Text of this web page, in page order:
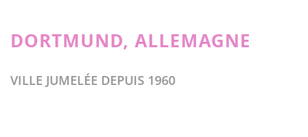
DORTMUND, ALLEMAGNE
VILLE JUMELÉE DEPUIS 1960